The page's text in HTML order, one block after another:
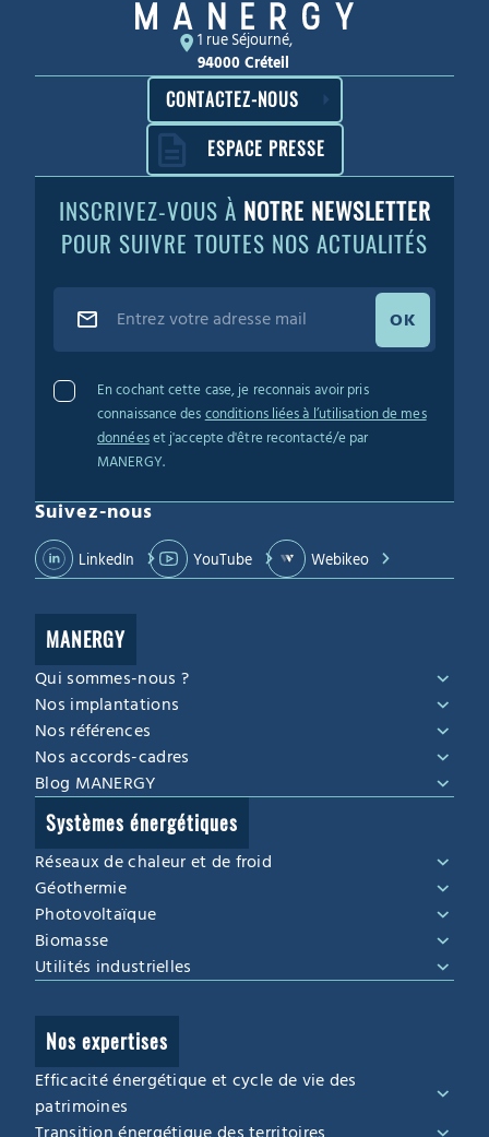
1 rue Séjourné,
94000 Créteil
CONTACTEZ-NOUS
ESPACE PRESSE
INSCRIVEZ-VOUS À NOTRE NEWSLETTER
POUR SUIVRE TOUTES NOS ACTUALITÉS
OK
En cochant cette case, je reconnais avoir pris
connaissance des conditions liées à l’utilisation de mes
donnéeset j'accepte d'être recontacté/e par
MANERGY.
Suivez-nous
LinkedIn YouTube Webikeo
MANERGY
Qui sommes-nous ?
Nos implantations
Nos références
Nos accords-cadres
Blog MANERGY
Systèmes énergétiques
Réseaux de chaleur et de froid
Géothermie
Photovoltaïque
Biomasse
Utilités industrielles
Nos expertises
Efficacité énergétique et cycle de vie des
patrimoines
Transition énergétique des territoires